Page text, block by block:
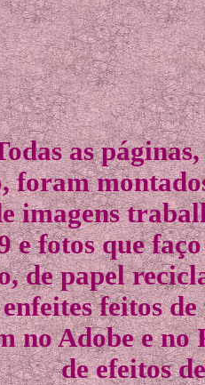
as
foram
imagens
e fotos que
de papel
feitos
no Adobe e no
de efeitos